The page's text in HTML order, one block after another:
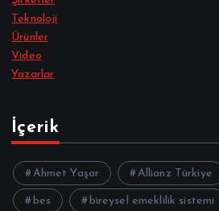
Teknoloji
Ürünler
Video
Yazarlar
İçerik
Ahmet Yaşar Allianz Türkiye
bes bireysel emeklilik sistemi